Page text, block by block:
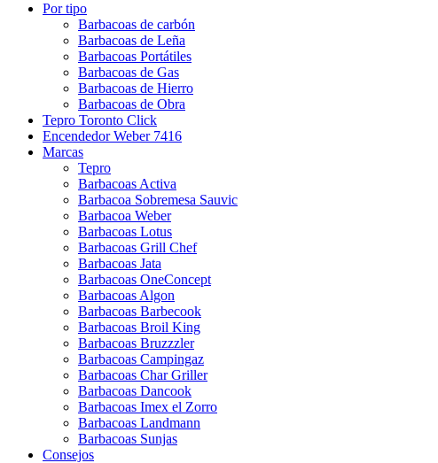
Por tipo
Barbacoas de carbón
Barbacoas de Leña
Barbacoas Portátiles
Barbacoas de Gas
Barbacoas de Hierro
Barbacoas de Obra
Tepro Toronto Click
Encendedor Weber 7416
Marcas
Tepro
Barbacoas Activa
Barbacoa Sobremesa Sauvic
Barbacoa Weber
Barbacoas Lotus
Barbacoas Grill Chef
Barbacoas Jata
Barbacoas OneConcept
Barbacoas Algon
Barbacoas Barbecook
Barbacoas Broil King
Barbacoas Bruzzzler
Barbacoas Campingaz
Barbacoas Char Griller
Barbacoas Dancook
Barbacoas Imex el Zorro
Barbacoas Landmann
Barbacoas Sunjas
Consejos